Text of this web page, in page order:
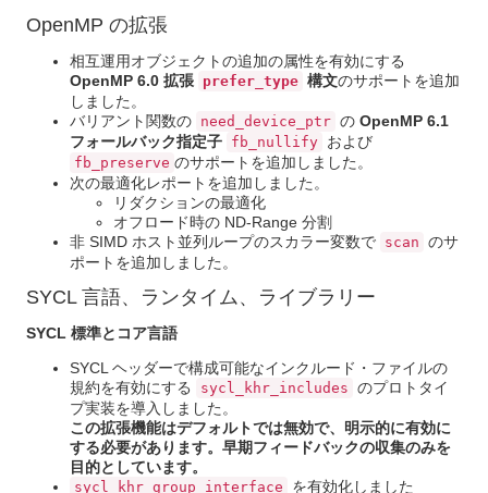
OpenMP の拡張
相互運用オブジェクトの追加の属性を有効にする
OpenMP 6.0 拡張 prefer_type 構文のサポートを追加
しました。
バリアント関数の need_device_ptr の OpenMP 6.1
フォールバック指定子 fb_nullify および
fb_preserve のサポートを追加しました。
次の最適化レポートを追加しました。
リダクションの最適化
オフロード時の ND-Range 分割
非 SIMD ホスト並列ループのスカラー変数で scan のサ
ポートを追加しました。
SYCL 言語、ランタイム、ライブラリー
SYCL 標準とコア言語
SYCL ヘッダーで構成可能なインクルード・ファイルの
規約を有効にする
sycl_khr_includes のプロトタイ
プ実装を導入しました。
この拡張機能はデフォルトでは無効で、明示的に有効に
する必要があります。早期フィードバックの収集のみを
目的としています。
sycl_khr_group_interface
を有効化しました